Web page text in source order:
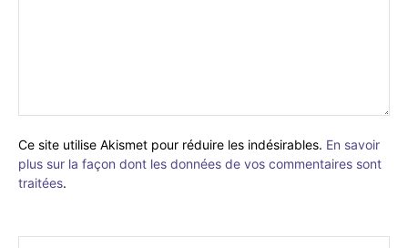
Ce site utilise Akismet pour réduire les indésirables. En savoir
plus sur la façon dont les données de vos commentaires sont
traitées.